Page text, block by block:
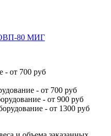
ОВП-80 МИГ
- от 700 руб
- от 700 руб
- от 900 руб
- от 1300 руб